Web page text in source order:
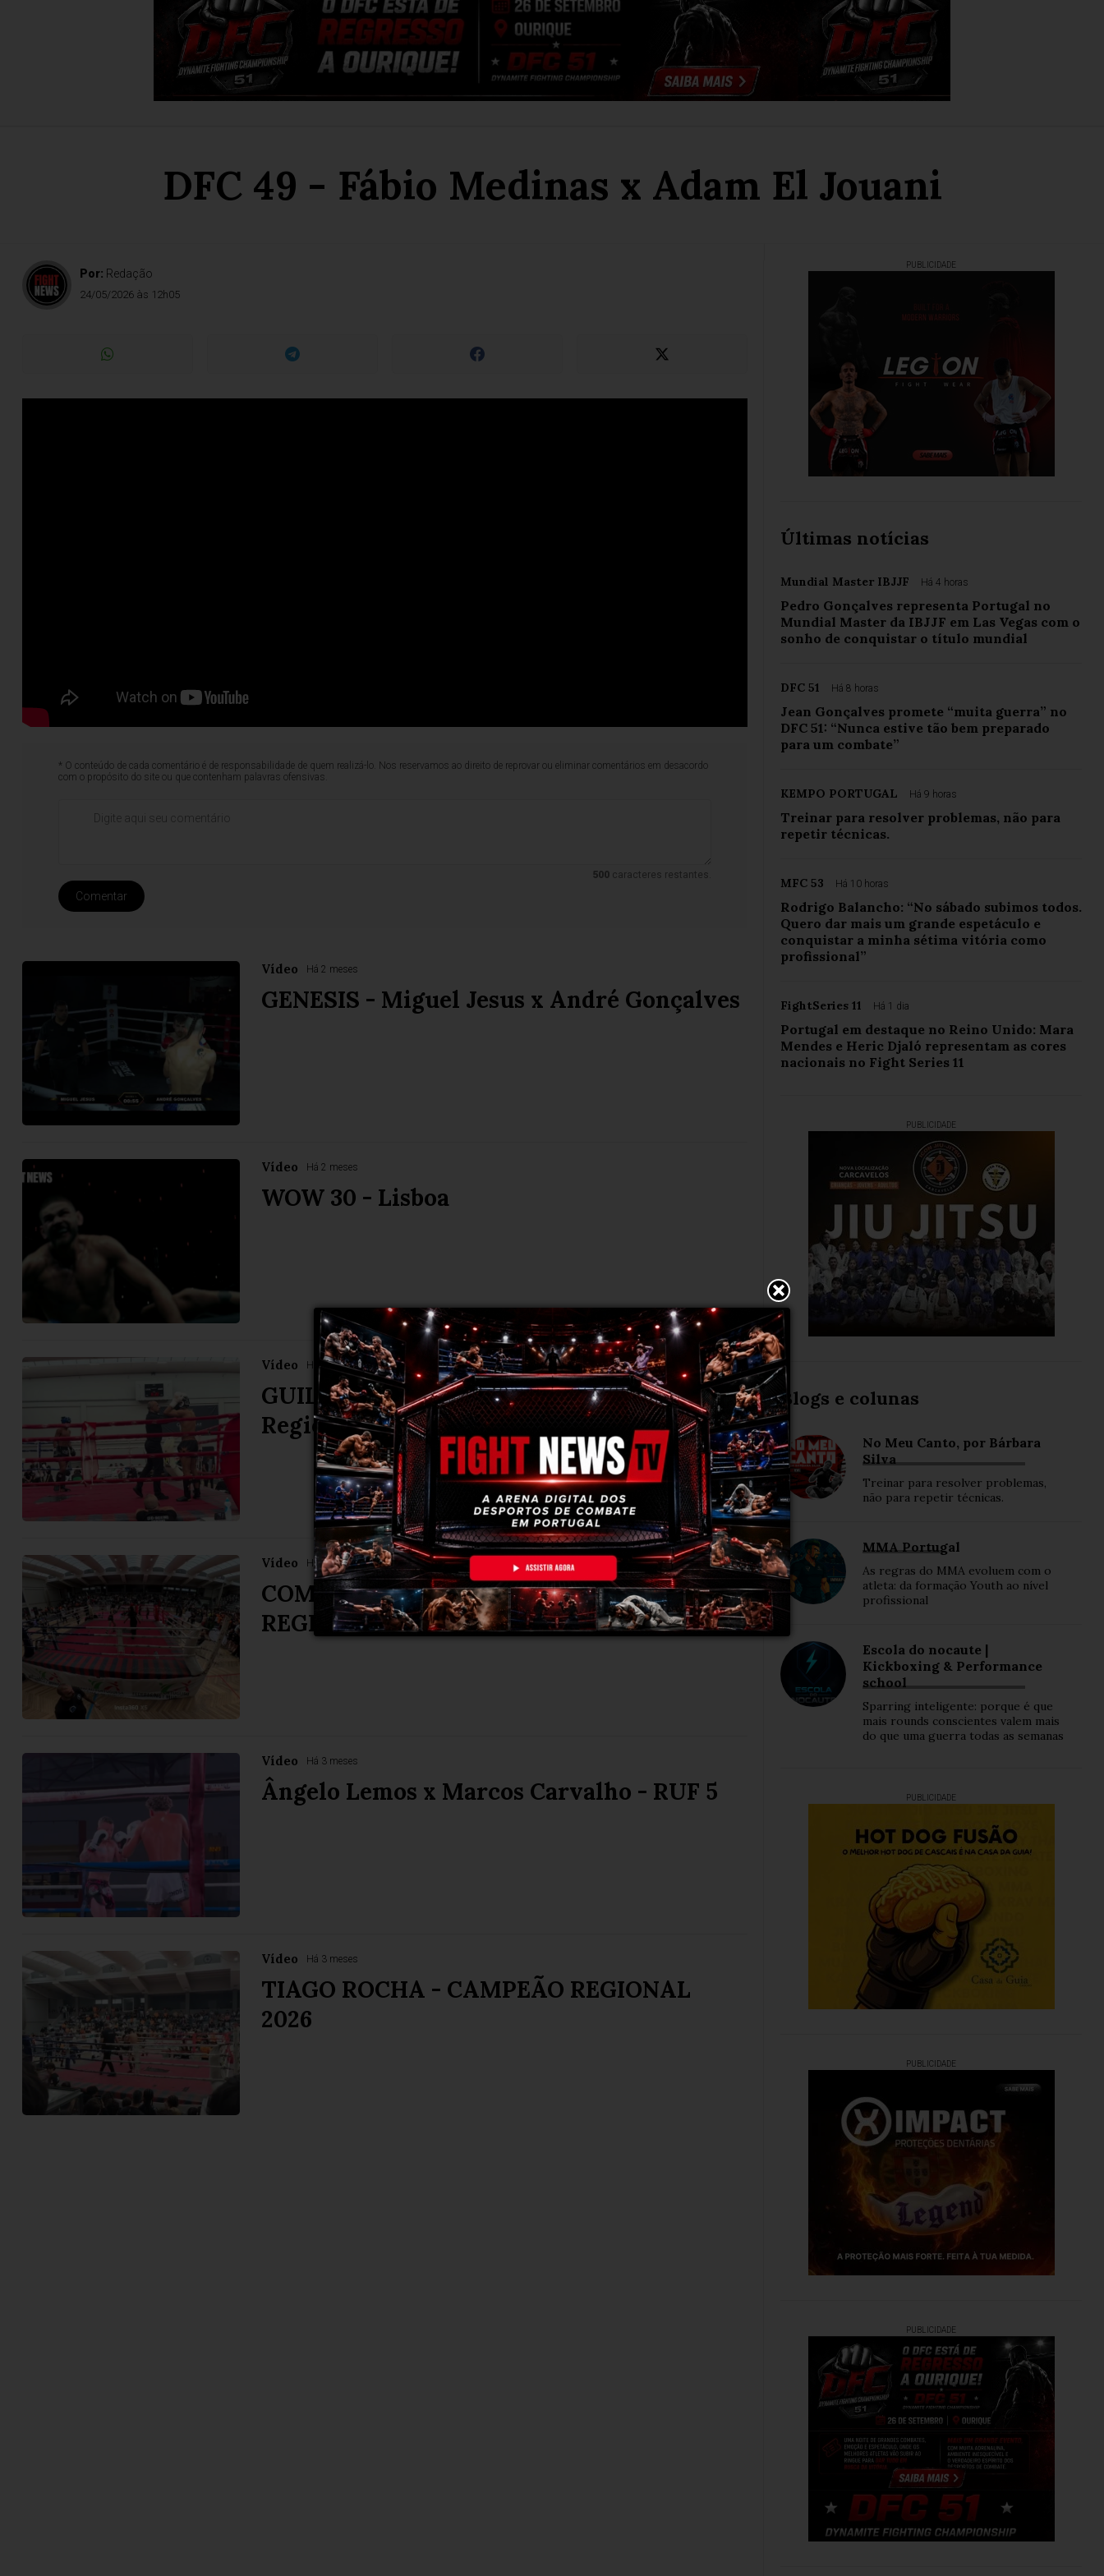
DFC 49 - Fábio Medinas x Adam El Jouani
Por: Redação
24/05/2026 às 12h05
* O conteúdo de cada comentário é de responsabilidade de quem realizá-lo. Nos reservamos ao direito de reprovar ou eliminar comentários em desacordo
com o propósito do site ou que contenham palavras ofensivas.
500caracteres restantes.
Comentar
Vídeo Há 2 meses
GENESIS - Miguel Jesus x André Gonçalves
Vídeo Há 2 meses
WOW 30 - Lisboa
Vídeo Há 3 meses
GUILHERME ZAMORA - Kickboxing
Regional Norte 2026
Vídeo Há 3 meses
COMBATE IVA BRAGA - KICKBOXING
REGIONAL NORTE 2026
Vídeo Há 3 meses
Ângelo Lemos x Marcos Carvalho - RUF 5
Vídeo Há 3 meses
TIAGO ROCHA - CAMPEÃO REGIONAL
2026
PUBLICIDADE
Últimas notícias
Mundial Master IBJJF Há 4 horas
Pedro Gonçalves representa Portugal no
Mundial Master da IBJJF em Las Vegas com o
sonho de conquistar o título mundial
DFC 51 Há 8 horas
Jean Gonçalves promete “muita guerra” no
DFC 51: “Nunca estive tão bem preparado
para um combate”
KEMPO PORTUGAL Há 9 horas
Treinar para resolver problemas, não para
repetir técnicas.
MFC 53 Há 10 horas
Rodrigo Balancho: “No sábado subimos todos.
Quero dar mais um grande espetáculo e
conquistar a minha sétima vitória como
profissional”
FightSeries 11 Há 1 dia
Portugal em destaque no Reino Unido: Mara
Mendes e Heric Djaló representam as cores
nacionais no Fight Series 11
PUBLICIDADE
Blogs e colunas
No Meu Canto, por Bárbara
Silva
Treinar para resolver problemas,
não para repetir técnicas.
MMA Portugal
As regras do MMA evoluem com o
atleta: da formação Youth ao nível
profissional
Escola do nocaute |
Kickboxing & Performance
school
Sparring inteligente: porque é que
mais rounds conscientes valem mais
do que uma guerra todas as semanas
PUBLICIDADE
PUBLICIDADE
PUBLICIDADE